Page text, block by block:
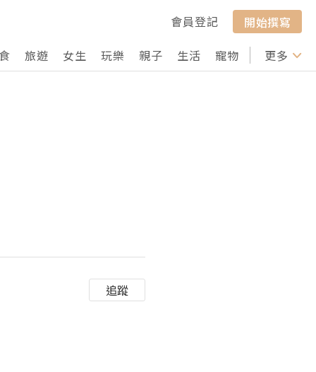
會員登記
開始撰寫
旅遊 女生 玩樂 親子 生活 寵物 行山 打卡
更多
追蹤